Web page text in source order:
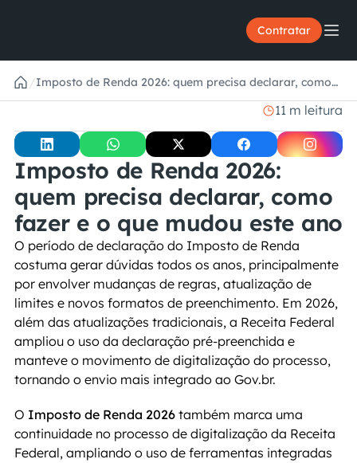
Contratar
/Imposto de Renda 2026: quem precisa declarar, como
fazer e o que mudou este ano
11 m leitura
Imposto de Renda 2026:
quem precisa declarar, como
fazer e o que mudou este ano
O período de declaração do Imposto de Renda
costuma gerar dúvidas todos os anos, principalmente
por envolver mudanças de regras, atualização de
limites e novos formatos de preenchimento. Em 2026,
além das atualizações tradicionais, a Receita Federal
ampliou o uso da declaração pré-preenchida e
manteve o movimento de digitalização do processo,
tornando o envio mais integrado ao Gov.br.
O Imposto de Renda 2026 também marca uma
continuidade no processo de digitalização da Receita
Federal, ampliando o uso de ferramentas integradas